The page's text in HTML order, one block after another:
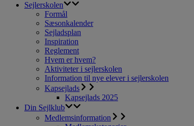
Sejlerskolen
Formål
Sæsonkalender
Sejladsplan
Inspiration
Reglement
Hvem er hvem?
Aktiviteter i sejlerskolen
Information til nye elever i sejlerskolen
Kapsejlads
Kapsejlads 2025
Din Sejlklub
Medlemsinformation